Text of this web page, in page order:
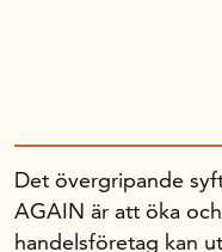
Det övergripande
AGAIN är att öka
handelsföretag kan